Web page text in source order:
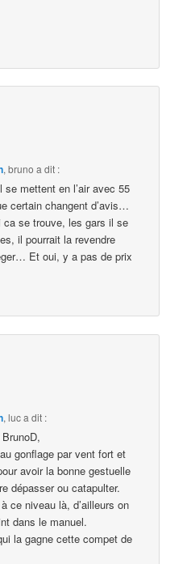
,bruno a dit :
mettent en l’air avec 55
certain changent d’avis…
se trouve, les gars il se
il pourrait la revendre
Et oui, y a pas de prix
,luca dit :
gonflage par vent fort et
avoir la bonne gestuelle
dépasser ou catapulter.
ce niveau là, d’ailleurs on
dans le manuel.
la gagne cette compet de